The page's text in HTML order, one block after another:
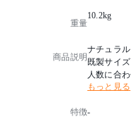
重量
10.2kg
商品説明
ナチュラ
既製サイ
人数に合
・別寸サ
もっと見る
特徴-